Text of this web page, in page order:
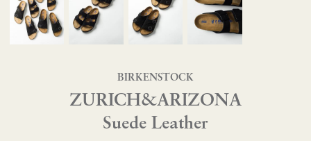
BIRKENSTOCK
ZURICH&ARIZONA
Suede Leather